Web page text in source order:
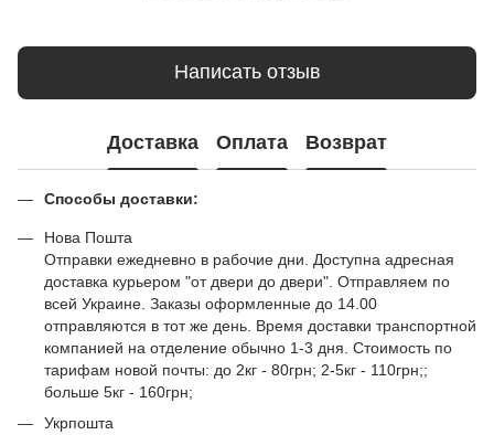
Написать отзыв
Доставка Оплата Возврат
Способы доставки:
Нова Пошта
Отправки ежедневно в рабочие дни. Доступна адресная
доставка курьером "от двери до двери". Отправляем по
всей Украине. Заказы оформленные до 14.00
отправляются в тот же день. Время доставки транспортной
компанией на отделение обычно 1-3 дня. Стоимость по
тарифам новой почты: до 2кг - 80грн; 2-5кг - 110грн;;
больше 5кг - 160грн;
Укрпошта